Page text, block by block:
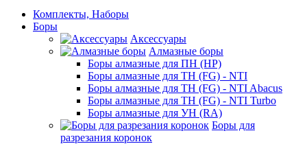
Комплекты, Наборы
Боры
Аксессуары
Алмазные боры
Боры алмазные для ПН (HP)
Боры алмазные для ТН (FG) - NTI
Боры алмазные для ТН (FG) - NTI Abacus
Боры алмазные для ТН (FG) - NTI Turbo
Боры алмазные для УН (RA)
Боры для
разрезания коронок